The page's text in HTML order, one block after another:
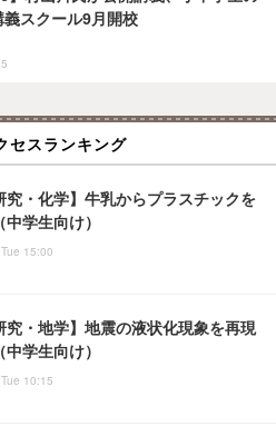
義スクール9月開校
セスランキング
究・化学】牛乳からプラスチックを
中学生向け）
15:00
究・地学】地震の液状化現象を再現
中学生向け）
10:15